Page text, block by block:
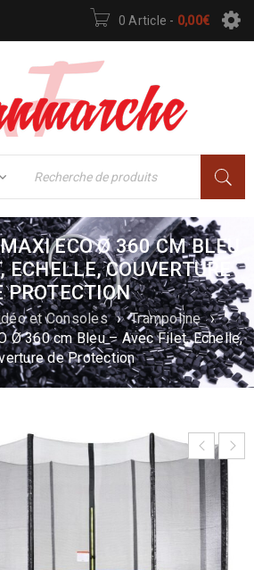
0 Article - 0,00€
ECO Ø 360 CM BLEU
ECHELLE, COUVERTURE
PROTECTION
et Consoles › Trampoline ›
Ø 360 cm Bleu – Avec Filet, Echelle,
de Protection